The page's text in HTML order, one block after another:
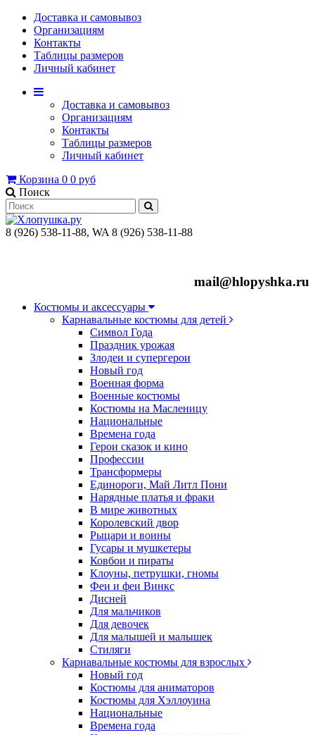
Доставка и самовывоз
Организациям
Контакты
Таблицы размеров
Личный кабинет
Доставка и самовывоз
Организациям
Контакты
Таблицы размеров
Личный кабинет
Корзина 0 0 руб
Поиск
8 (926) 538-11-88, WA 8 (926) 538-11-88
mail@hlopyshka.ru
Костюмы и аксессуары
Карнавальные костюмы для детей
Символ Года
Праздник урожая
Злодеи и супергерои
Новый год
Военная форма
Военные костюмы
Костюмы на Масленицу
Национальные
Времена года
Герои сказок и кино
Профессии
Трансформеры
Единороги, Май Литл Пони
Нарядные платья и фраки
В мире животных
Королевский двор
Рыцари и воины
Гусары и мушкетеры
Ковбои и пираты
Клоуны, петрушки, гномы
Феи и феи Винкс
Дисней
Для мальчиков
Для девочек
Для малышей и малышек
Стиляги
Карнавальные костюмы для взрослых
Новый год
Костюмы для аниматоров
Костюмы для Хэллоуина
Национальные
Времена года